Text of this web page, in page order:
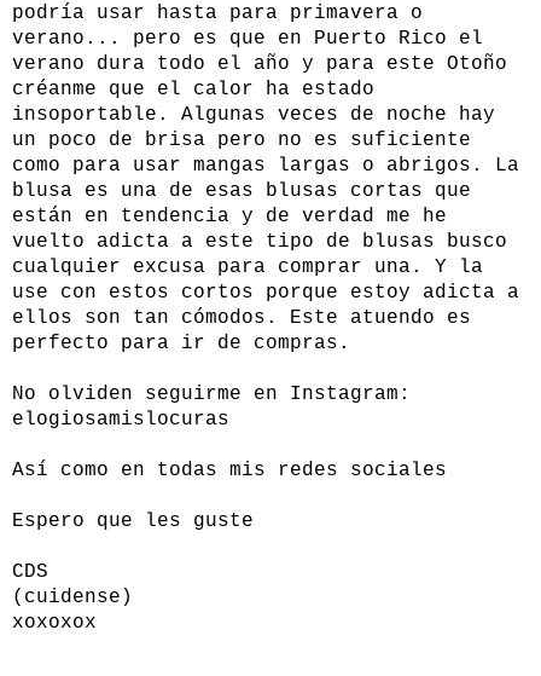
podría usar hasta para primavera o
verano... pero es que en Puerto Rico el
verano dura todo el año y para este Otoño
créanme que el calor ha estado
insoportable. Algunas veces de noche hay
un poco de brisa pero no es suficiente
como para usar mangas largas o abrigos. La
blusa es una de esas blusas cortas que
están en tendencia y de verdad me he
vuelto adicta a este tipo de blusas busco
cualquier excusa para comprar una. Y la
use con estos cortos porque estoy adicta a
ellos son tan cómodos. Este atuendo es
perfecto para ir de compras.
No olviden seguirme en Instagram:
elogiosamislocuras
Así como en todas mis redes sociales
Espero que les guste
CDS
(cuidense)
xoxoxox